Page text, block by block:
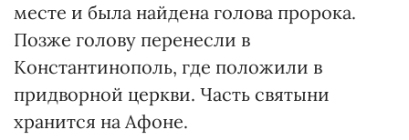
месте и была найдена голова пророка.
Позже голову перенесли в
Константинополь, где положили в
придворной церкви. Часть святыни
хранится на Афоне.